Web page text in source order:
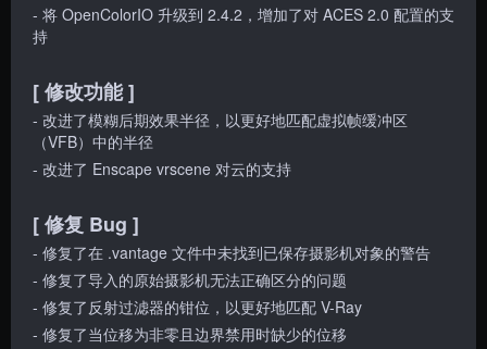
- 将 OpenColorIO 升级到 2.4.2，增加了对 ACES 2.0 配置的支
持
[ 修改功能 ]
- 改进了模糊后期效果半径，以更好地匹配虚拟帧缓冲区
（VFB）中的半径
- 改进了 Enscape vrscene 对云的支持
[ 修复 Bug ]
- 修复了在 .vantage 文件中未找到已保存摄影机对象的警告
- 修复了导入的原始摄影机无法正确区分的问题
- 修复了反射过滤器的钳位，以更好地匹配 V-Ray
- 修复了当位移为非零且边界禁用时缺少的位移